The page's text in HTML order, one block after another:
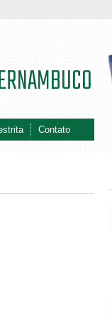
Contato